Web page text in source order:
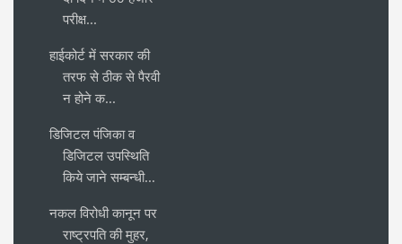
परीक्ष...
हाईकोर्ट में सरकार की
तरफ से ठीक से पैरवी
न होने क...
डिजिटल पंजिका व
डिजिटल उपस्थिति
किये जाने सम्बन्धी...
नकल विरोधी कानून पर
राष्ट्रपति की मुहर,